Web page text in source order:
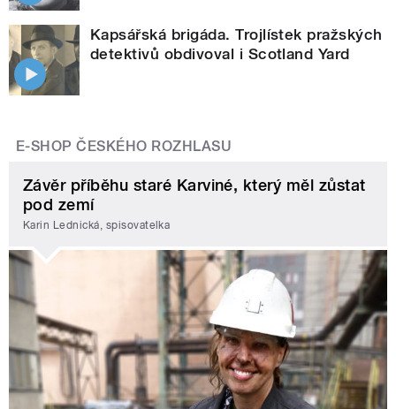
Kapsářská brigáda. Trojlístek pražských
detektivů obdivoval i Scotland Yard
E-SHOP ČESKÉHO ROZHLASU
Závěr příběhu staré Karviné, který měl zůstat
pod zemí
Karin Lednická, spisovatelka